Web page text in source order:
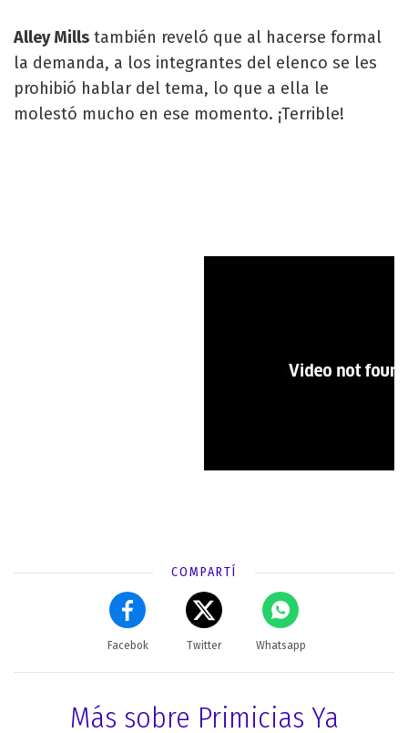
Alley Mills también reveló que al hacerse formal
la demanda, a los integrantes del elenco se les
prohibió hablar del tema, lo que a ella le
molestó mucho en ese momento. ¡Terrible!
COMPARTÍ
Facebok Twitter Whatsapp
Más sobre Primicias Ya